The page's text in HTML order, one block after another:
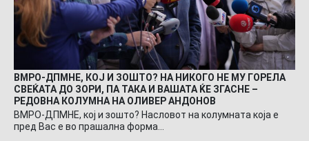
ВМРО-ДПМНЕ, КОЈ И ЗОШТО? НА НИКОГО НЕ МУ ГОРЕЛА
СВЕЌАТА ДО ЗОРИ, ПА ТАКА И ВАШАТА ЌЕ ЗГАСНЕ –
РЕДОВНА КОЛУМНА НА ОЛИВЕР АНДОНОВ
ВМРО-ДПМНЕ, кој и зошто? Насловот на колумната која е
пред Вас е во прашална форма…